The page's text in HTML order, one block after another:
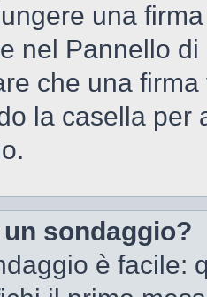
una
nel Pannello
che una
la casella per
sondaggio?
è facile: